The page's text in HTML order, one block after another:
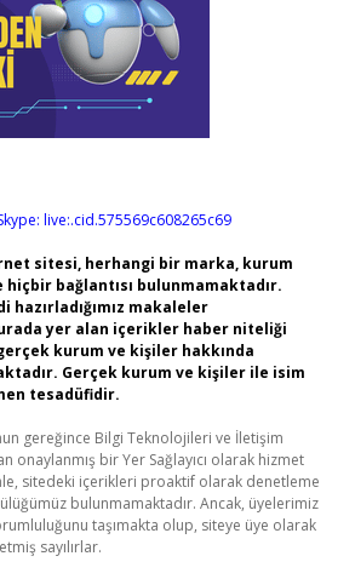
live:.cid.575569c608265c69
sitesi, herhangi bir marka, kurum
hiçbir bağlantısı bulunmamaktadır.
hazırladığımız makaleler
yer alan içerikler haber niteliği
kurum ve kişiler hakkında
Gerçek kurum ve kişiler ile isim
tesadüfidir.
gereğince Bilgi Teknolojileri ve İletişim
onaylanmış bir Yer Sağlayıcı olarak hizmet
sitedeki içerikleri proaktif olarak denetleme
bulunmamaktadır. Ancak, üyelerimiz
taşımakta olup, siteye üye olarak
sayılırlar.